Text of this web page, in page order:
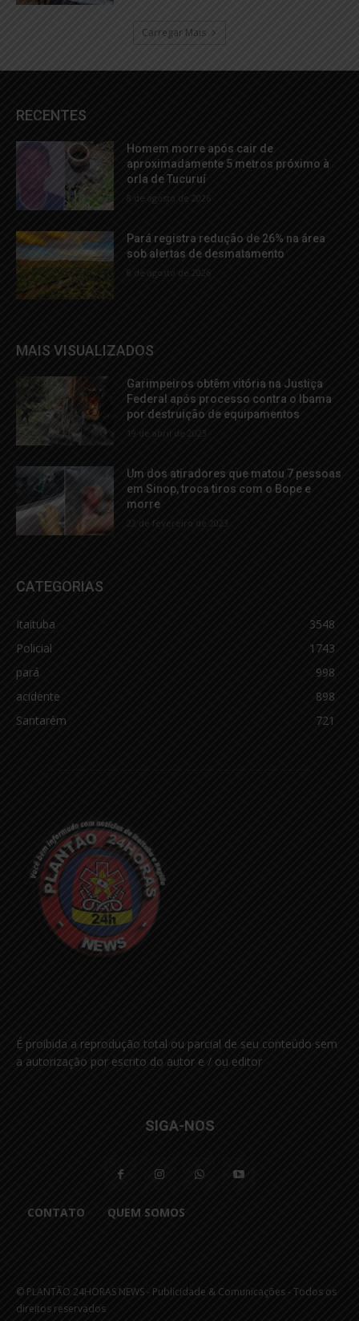
Carregar Mais
RECENTES
Homem morre após cair de
aproximadamente 5 metros próximo à
orla de Tucuruí
8 de agosto de 2026
Pará registra redução de 26% na área
sob alertas de desmatamento
8 de agosto de 2026
MAIS VISUALIZADOS
Garimpeiros obtêm vitória na Justiça
Federal após processo contra o Ibama
por destruição de equipamentos
19 de abril de 2023
Um dos atiradores que matou 7 pessoas
em Sinop, troca tiros com o Bope e
morre
22 de fevereiro de 2023
CATEGORIAS
Itaituba
3548
Policial
1743
pará
998
acidente
898
Santarém
721
É proibida a reprodução total ou parcial de seu conteúdo sem
a autorização por escrito do autor e / ou editor
SIGA-NOS
CONTATO QUEM SOMOS
© PLANTÃO 24HORAS NEWS - Publicidade & Comunicações - Todos os
direitos reservados